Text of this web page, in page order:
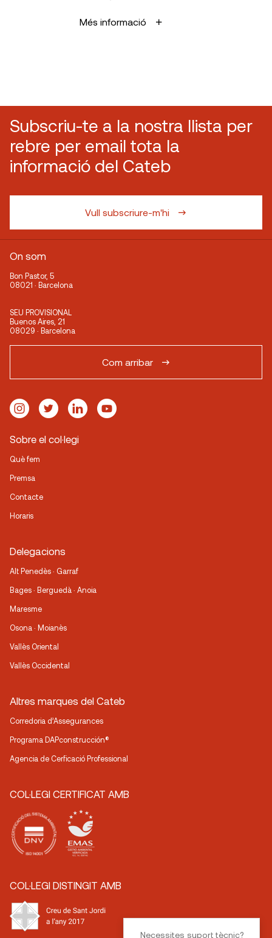
Més informació
Subscriu-te a la nostra llista per
rebre per email tota la
informació del Cateb
Vull subscriure-m'hi
On som
Bon Pastor, 5
08021 · Barcelona
SEU PROVISIONAL
Buenos Aires, 21
08029 · Barcelona
Com arribar
Sobre el col·legi
Què fem
Premsa
Contacte
Horaris
Delegacions
Alt Penedès · Garraf
Bages · Berguedà · Anoia
Maresme
Osona · Moianès
Vallès Oriental
Vallès Occidental
Altres marques del Cateb
Corredoria d’Assegurances
Programa DAPconstrucción®
Agencia de Cerficació Professional
COL·LEGI CERTIFICAT AMB
COL·LEGI DISTINGIT AMB
Necessites suport tècnic?